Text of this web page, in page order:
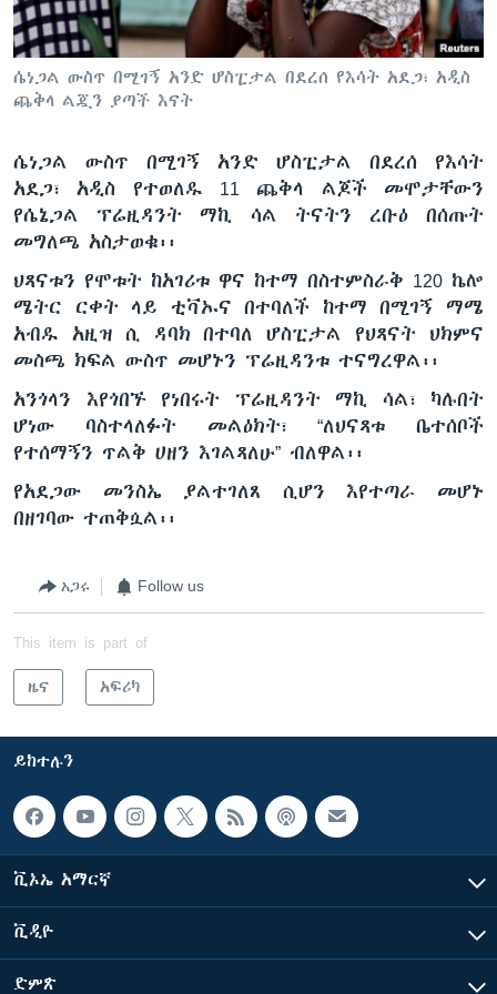
ቋንቋዎች
ሴነጋል ውስጥ በሚገኝ አንድ ሆስፒታል በደረሰ የእሳት አደጋ፣ አዲስ
ጨቅላ ልጇን ያጣች እናት
ሴነጋል ውስጥ በሚገኝ አንድ ሆስፒታል በደረሰ የእሳት
አደጋ፣ አዲስ የተወለዱ 11 ጨቅላ ልጆች መሞታቸውን
የሴኔጋል ፕሬዚዳንት ማኪ ሳል ትናትን ረቡዕ በሰጡት
መግለጫ አስታወቁ፡፡
ህጻናቱን የሞቱት ከአገሪቱ ዋና ከተማ በስተምስራቅ 120 ኬሎ
ሜትር ርቀት ላይ ቲቫኡና በተባለች ከተማ በሚገኝ ማሜ
አብዱ አዚዝ ሲ ዳባክ በተባለ ሆስፒታል የህጻናት ህክምና
መስጫ ክፍል ውስጥ መሆኑን ፕሬዚዳንቱ ተናግረዋል፡፡
አንጎላን እየጎበኙ የነበሩት ፕሬዚዳንት ማኪ ሳል፣ ካሉበት
ሆነው ባስተላለፉት መልዕክት፣ “ለህናጻቱ ቤተሰቦች
የተሰማኝን ጥልቅ ሀዘን እገልጻለሁ” ብለዋል፡፡
የአደጋው መንስኤ ያልተገለጸ ሲሆን እየተጣራ መሆኑ
በዘገባው ተጠቅሷል፡፡
አጋሩ Follow us
This item is part of
ዜና አፍሪካ
ይከተሉን
ቪኦኤ አማርኛ
ቪዲዮ
ድምጽ